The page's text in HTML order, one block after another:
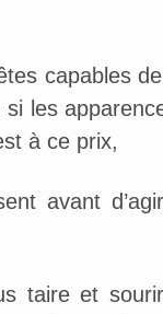
capables
si les
à ce prix,
avant
taire et